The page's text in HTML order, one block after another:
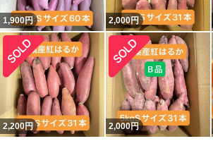
1,900円 2,000円
2,200円 2,000円